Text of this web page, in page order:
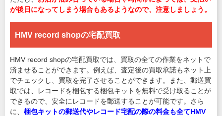
が後日になってしまう場合もあるようなので、注意しましょう。
HMV record shopの宅配買取
HMV record shopの宅配買取では、買取の全ての作業をネットで
済ませることができます。例えば、査定後の買取承諾もネット上
でチェックし、買取を完了させることができます。また、郵送買
取では、レコードを梱包する梱包キットを無料で受け取ることが
できるので、安全にレコードを郵送することが可能です。さら
に、 梱包キットの郵送代やレコード宅配の際の料金も全てHMV